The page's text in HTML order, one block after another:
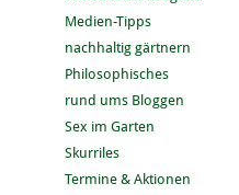
Medien-Tipps
nachhaltig gärtnern
Philosophisches
rund ums Bloggen
Sex im Garten
Skurriles
Termine & Aktionen